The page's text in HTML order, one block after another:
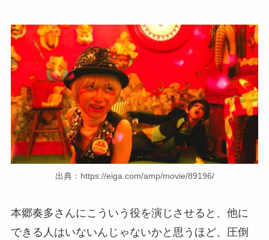
出典：https://eiga.com/amp/movie/89196/
本郷奏多さんにこういう役を演じさせると、他に
できる人はいないんじゃないかと思うほど、圧倒